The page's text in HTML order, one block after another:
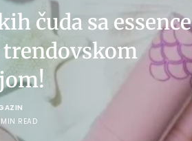
čuda sa essence
MIN READ